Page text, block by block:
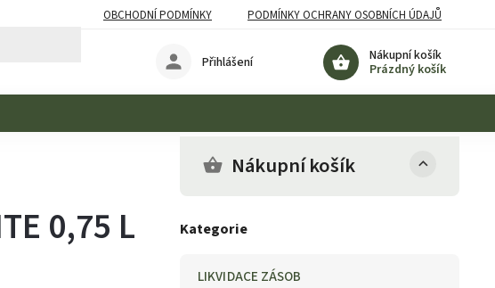
OBCHODNÍ PODMÍNKY PODMÍNKY OCHRANY OSOBNÍCH ÚDAJŮ
Nákupní košík
Prázdný košík
Přihlášení
Nákupní košík
Kategorie
LIKVIDACE ZÁSOB
0,75 L